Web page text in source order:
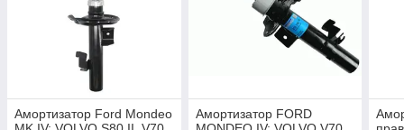
Амортизатор Ford Mondeo
Амортизатор FORD